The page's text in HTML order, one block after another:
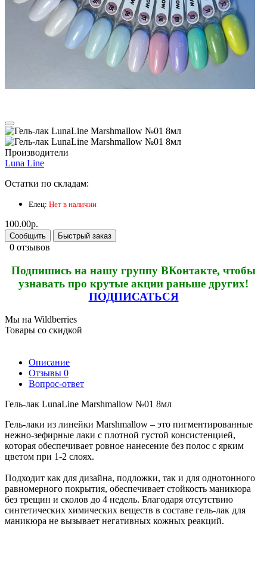
Производители
Luna Line
Остатки по складам:
Елец: Нет в наличии
100.00р.
Сообщить Быстрый заказ
0 отзывов
Подпишись на нашу группу ВКонтакте, чтобы
узнавать про крутые акции раньше других!
ПОДПИСАТЬСЯ
Мы на Wildberries
Товары со скидкой
Описание
Отзывы 0
Вопрос-ответ
Гель-лак LunaLine Marshmallow №01 8мл
Гель-лаки из линейки Marshmallow – это пигментированные
нежно-зефирные лаки с плотной густой консистенцией,
которая обеспечивает ровное нанесение без полос с ярким
цветом при 1-2 слоях.
Подходит как для дизайна, подложки, так и для однотонного
равномерного покрытия, обеспечивает стойкость маникюра
без трещин и сколов до 4 недель. Благодаря отсутствию
синтетических химических веществ в составе гель-лак для
маникюра не вызывает негативных кожных реакций.